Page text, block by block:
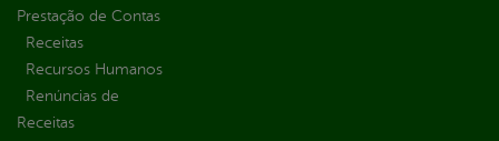
Prestação de Contas
Receitas
Recursos Humanos
Renúncias de
Receitas